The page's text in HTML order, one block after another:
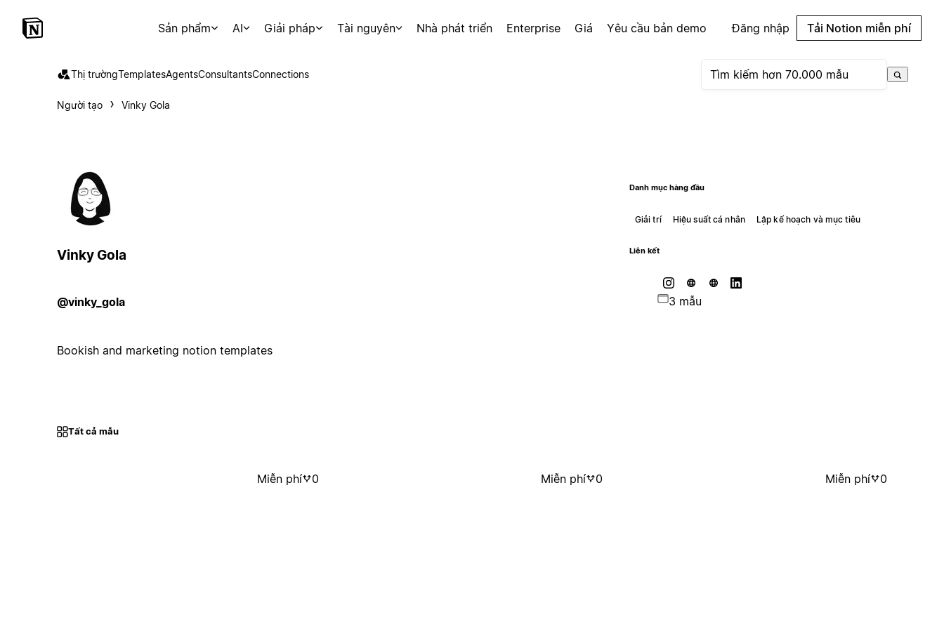
Sản phẩm AI Giải pháp Tài nguyên Nhà phát triển Enterprise Giá Yêu cầu bản demo Đăng nhập Tải Notion miễn phí
Thị trườngTemplatesAgentsConsultantsConnections
Người tạo Vinky Gola
Vinky Gola
@vinky_gola
Bookish and marketing notion templates
Danh mục hàng đầu
Giải trí Hiệu suất cá nhân Lập kế hoạch và mục tiêu
Liên kết
3 mẫu
Tất cả mẫu
Miễn phí 0 Miễn phí 0 Miễn phí 0